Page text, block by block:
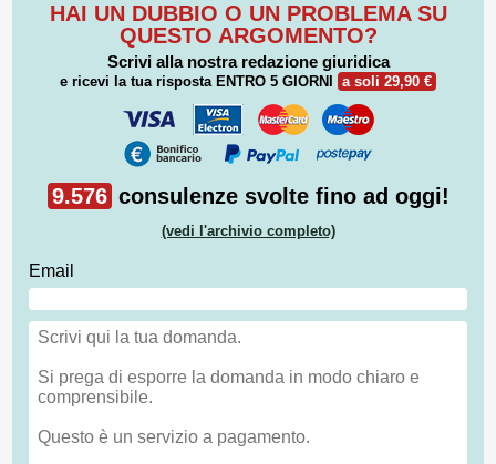
HAI UN DUBBIO O UN PROBLEMA SU
QUESTO ARGOMENTO?
Scrivi alla nostra redazione giuridica
e ricevi la tua risposta ENTRO 5 GIORNI a soli 29,90 €
9.576 consulenze svolte fino ad oggi!
(vedi l'archivio completo)
Email